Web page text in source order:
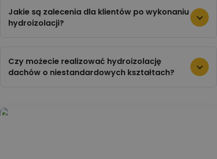
Jakie są zalecenia dla klientów po wykonaniu
hydroizolacji?
Czy możecie realizować hydroizolację
dachów o niestandardowych kształtach?
Czyszczenie dachów